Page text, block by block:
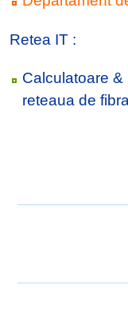
Retea IT :
Calculatoare
reteaua de